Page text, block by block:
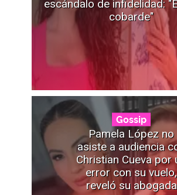
escándalo de infidelidad:
cobarde"
Gossip
Pamela López no
asiste a audiencia
Christian Cueva por
error con su vuelo,
reveló su abogada